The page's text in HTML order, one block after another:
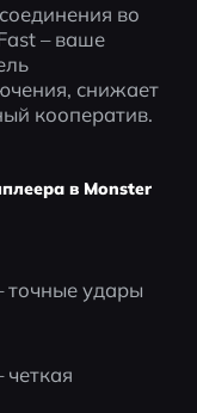
во
– ваше
снижает
кооператив.
в Monster
точные удары
четкая